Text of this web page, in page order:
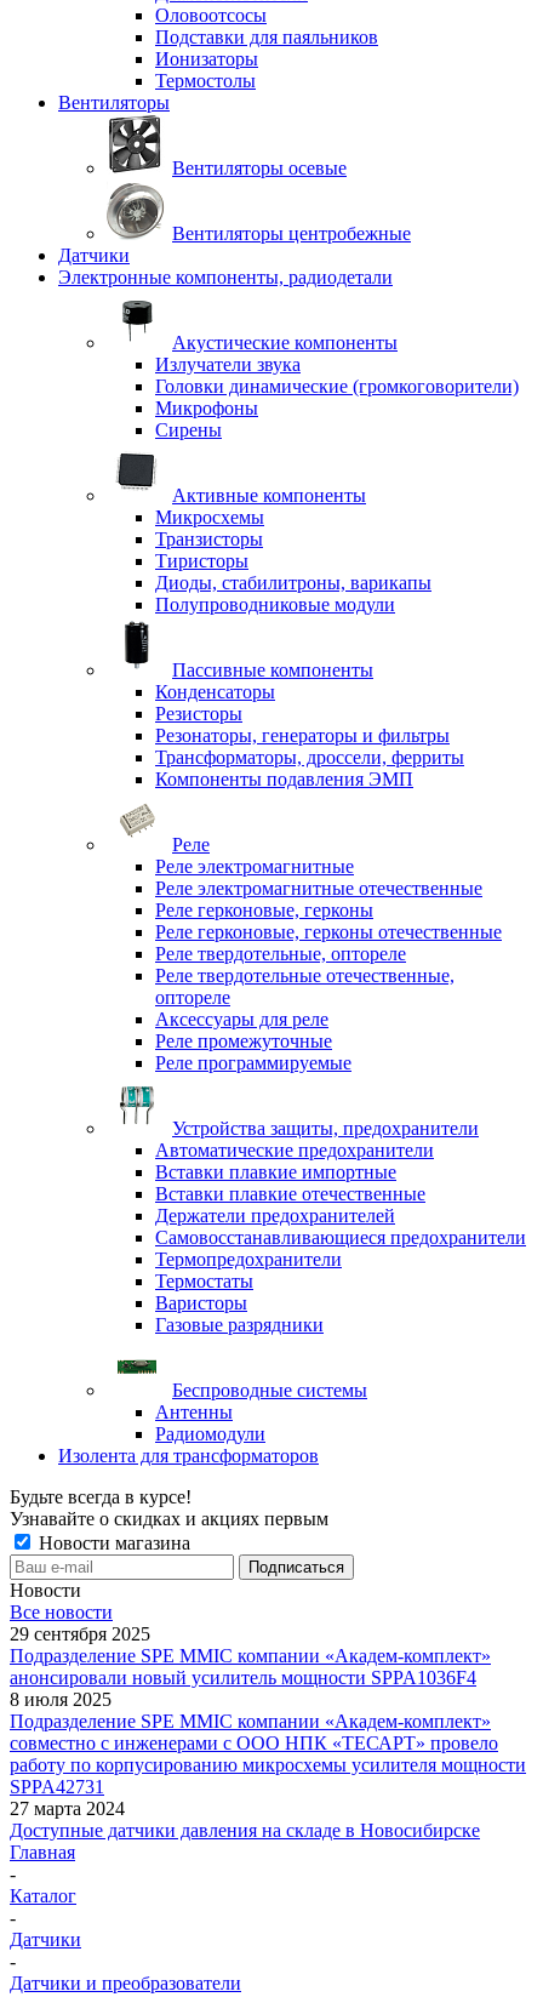
Оловоотсосы
Подставки для паяльников
Ионизаторы
Термостолы
Вентиляторы
Вентиляторы осевые
Вентиляторы центробежные
Датчики
Электронные компоненты, радиодетали
Акустические компоненты
Излучатели звука
Головки динамические (громкоговорители)
Микрофоны
Сирены
Активные компоненты
Микросхемы
Транзисторы
Тиристоры
Диоды, стабилитроны, варикапы
Полупроводниковые модули
Пассивные компоненты
Конденсаторы
Резисторы
Резонаторы, генераторы и фильтры
Трансформаторы, дроссели, ферриты
Компоненты подавления ЭМП
Реле
Реле электромагнитные
Реле электромагнитные отечественные
Реле герконовые, герконы
Реле герконовые, герконы отечественные
Реле твердотельные, оптореле
Реле твердотельные отечественные,
оптореле
Аксессуары для реле
Реле промежуточные
Реле программируемые
Устройства защиты, предохранители
Автоматические предохранители
Вставки плавкие импортные
Вставки плавкие отечественные
Держатели предохранителей
Самовосстанавливающиеся предохранители
Термопредохранители
Термостаты
Варисторы
Газовые разрядники
Беспроводные системы
Антенны
Радиомодули
Изолента для трансформаторов
Будьте всегда в курсе!
Узнавайте о скидках и акциях первым
Новости магазина
Новости
Все новости
29 сентября 2025
Подразделение SPE MMIC компании «Академ-комплект»
анонсировали новый усилитель мощности SPPA1036F4
8 июля 2025
Подразделение SPE MMIC компании «Академ-комплект»
совместно с инженерами с ООО НПК «ТЕСАРТ» провело
работу по корпусированию микросхемы усилителя мощности
SPPA42731
27 марта 2024
Доступные датчики давления на складе в Новосибирске
Главная
-
Каталог
-
Датчики
-
Датчики и преобразователи